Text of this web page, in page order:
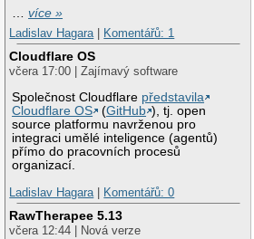
…více »
Ladislav Hagara
Komentářů: 1
Cloudflare OS
včera 17:00 | Zajímavý software
Společnost Cloudflare představila
Cloudflare OS
(GitHub ), tj. open
source platformu navrženou pro
integraci umělé inteligence (agentů)
přímo do pracovních procesů
organizací.
Ladislav Hagara
Komentářů: 0
RawTherapee 5.13
včera 12:44 | Nová verze